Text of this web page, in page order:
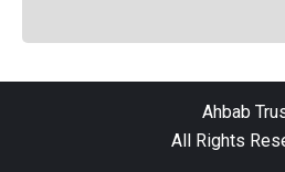
Ahbab
All Rights